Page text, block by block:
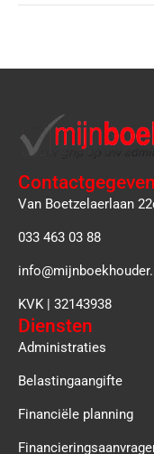
Van Boetzelaerlaan
033 463 03 88
KVK | 32143938
Diensten
Administraties
Belastingaangifte
Financiële planning